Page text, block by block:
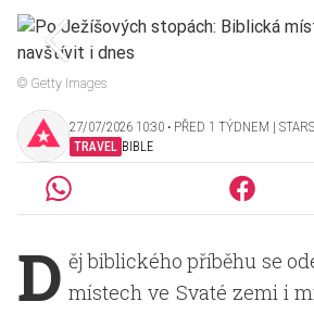
© Getty Images
27/07/2026 10:30 ‧ PŘED 1 TÝDNEM |
TRAVEL BIBLE
D ěj biblického příběhu se
místech ve Svaté zemi i